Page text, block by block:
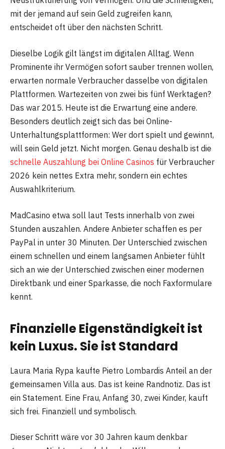
mit der jemand auf sein Geld zugreifen kann,
entscheidet oft über den nächsten Schritt.
Dieselbe Logik gilt längst im digitalen Alltag. Wenn
Prominente ihr Vermögen sofort sauber trennen wollen,
erwarten normale Verbraucher dasselbe von digitalen
Plattformen. Wartezeiten von zwei bis fünf Werktagen?
Das war 2015. Heute ist die Erwartung eine andere.
Besonders deutlich zeigt sich das bei Online-
Unterhaltungsplattformen: Wer dort spielt und gewinnt,
will sein Geld jetzt. Nicht morgen. Genau deshalb ist die
schnelle Auszahlung bei Online Casinos für Verbraucher
2026 kein nettes Extra mehr, sondern ein echtes
Auswahlkriterium.
MadCasino etwa soll laut Tests innerhalb von zwei
Stunden auszahlen. Andere Anbieter schaffen es per
PayPal in unter 30 Minuten. Der Unterschied zwischen
einem schnellen und einem langsamen Anbieter fühlt
sich an wie der Unterschied zwischen einer modernen
Direktbank und einer Sparkasse, die noch Faxformulare
kennt.
Finanzielle Eigenständigkeit ist
kein Luxus. Sie ist Standard
Laura Maria Rypa kaufte Pietro Lombardis Anteil an der
gemeinsamen Villa aus. Das ist keine Randnotiz. Das ist
ein Statement. Eine Frau, Anfang 30, zwei Kinder, kauft
sich frei. Finanziell und symbolisch.
Dieser Schritt wäre vor 30 Jahren kaum denkbar